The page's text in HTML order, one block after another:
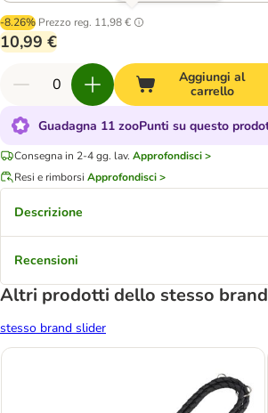
-8.26% Prezzo reg. 11,98 €
10,99 €
Aggiungi al
carrello
Guadagna 11 zooPunti su questo
Consegna in 2-4 gg. lav. Approfondisci >
Resi e rimborsi Approfondisci >
Descrizione
Recensioni
Altri prodotti dello stesso brand
stesso brand slider